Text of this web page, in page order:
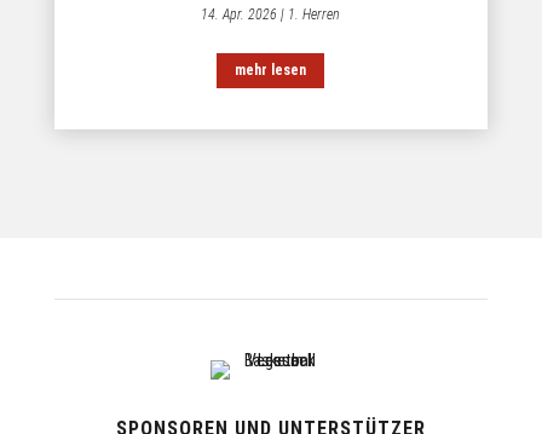
14. Apr. 2026 | 1. Herren
mehr lesen
SPONSOREN UND UNTERSTÜTZER